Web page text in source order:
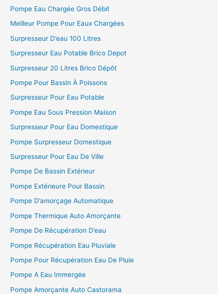
Pompe Eau Chargée Gros Débit
Meilleur Pompe Pour Eaux Chargées
Surpresseur D’eau 100 Litres
Surpresseur Eau Potable Brico Depot
Surpresseur 20 Litres Brico Dépôt
Pompe Pour Bassin À Poissons
Surpresseur Pour Eau Potable
Pompe Eau Sous Pression Maison
Surpresseur Pour Eau Domestique
Pompe Surpresseur Domestique
Surpresseur Pour Eau De Ville
Pompe De Bassin Extérieur
Pompe Extérieure Pour Bassin
Pompe D’amorçage Automatique
Pompe Thermique Auto Amorçante
Pompe De Récupération D’eau
Pompe Récupération Eau Pluviale
Pompe Pour Récupération Eau De Pluie
Pompe A Eau Immergée
Pompe Amorçante Auto Castorama